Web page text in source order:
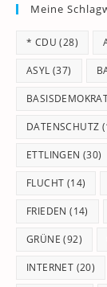
Meine
* CDU (28)
ASYL (37)
DATENSCHUTZ
ETTLINGEN (30)
FLUCHT (14)
FRIEDEN (14)
GRÜNE (92)
INTERNET (20)